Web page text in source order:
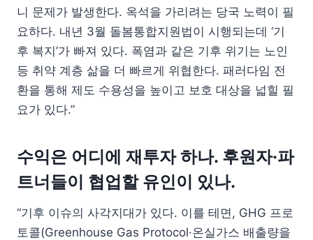
니 문제가 발생한다. 옥석을 가리려는 당국 노력이 필
요하다. 내년 3월 돌봄통합지원법이 시행되는데 ‘기
후 복지’가 빠져 있다. 폭염과 같은 기후 위기는 노인
등 취약 계층 삶을 더 빠르게 위협한다. 패러다임 전
환을 통해 제도 수용성을 높이고 보호 대상을 넓힐 필
요가 있다.”
수익은 어디에 재투자 하나. 후원자·파
트너들이 협업할 유인이 있나.
“기후 이슈의 사각지대가 있다. 이를 테면, GHG 프로
토콜(Greenhouse Gas Protocol·온실가스 배출량을